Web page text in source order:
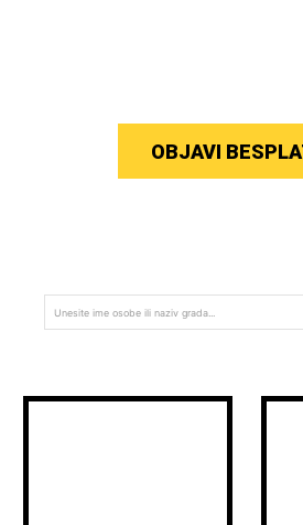
OBJAVI
Unesite ime osobe ili naziv grada...